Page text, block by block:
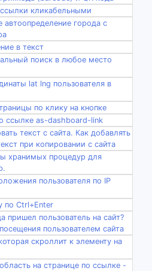
ссылки кликабельными
автоопределение города с
в текст
поиск в любое место
lat lng пользователя в
по клику на кнопке
ссылке as-dashboard-link
текст с сайта. Как добавлять
при копировании с сайта
хранимых процедур для
пользователя по IP
Ctrl+Enter
пришел пользователь на сайт?
пользователем сайта
скроллит к элементу на
на странице по ссылке -